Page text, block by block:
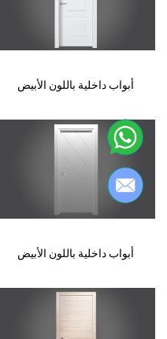
أبواب داخلية باللون الأبيض
أبواب داخلية باللون الأبيض